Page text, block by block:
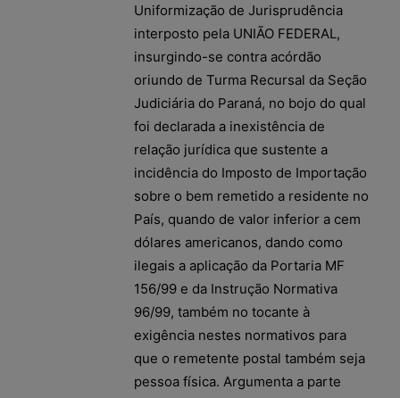
Uniformização de Jurisprudência
interposto pela UNIÃO FEDERAL,
insurgindo-se contra acórdão
oriundo de Turma Recursal da Seção
Judiciária do Paraná, no bojo do qual
foi declarada a inexistência de
relação jurídica que sustente a
incidência do Imposto de Importação
sobre o bem remetido a residente no
País, quando de valor inferior a cem
dólares americanos, dando como
ilegais a aplicação da Portaria MF
156/99 e da Instrução Normativa
96/99, também no tocante à
exigência nestes normativos para
que o remetente postal também seja
pessoa física. Argumenta a parte